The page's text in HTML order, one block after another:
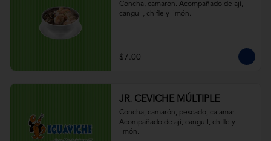
Concha, camarón. Acompañado de ají,
canguil, chifle y limón.
$7.00
JR. CEVICHE MÚLTIPLE
Concha, camarón, pescado, calamar.
Acompañado de ají, canguil, chifle y
limón.